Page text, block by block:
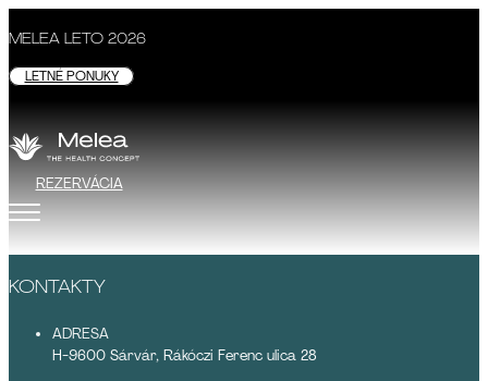
MELEA LETO 2026
LETNÉ PONUKY
REZERVÁCIA
KONTAKTY
ADRESA
H-9600 Sárvár, Rákóczi Ferenc ulica 28